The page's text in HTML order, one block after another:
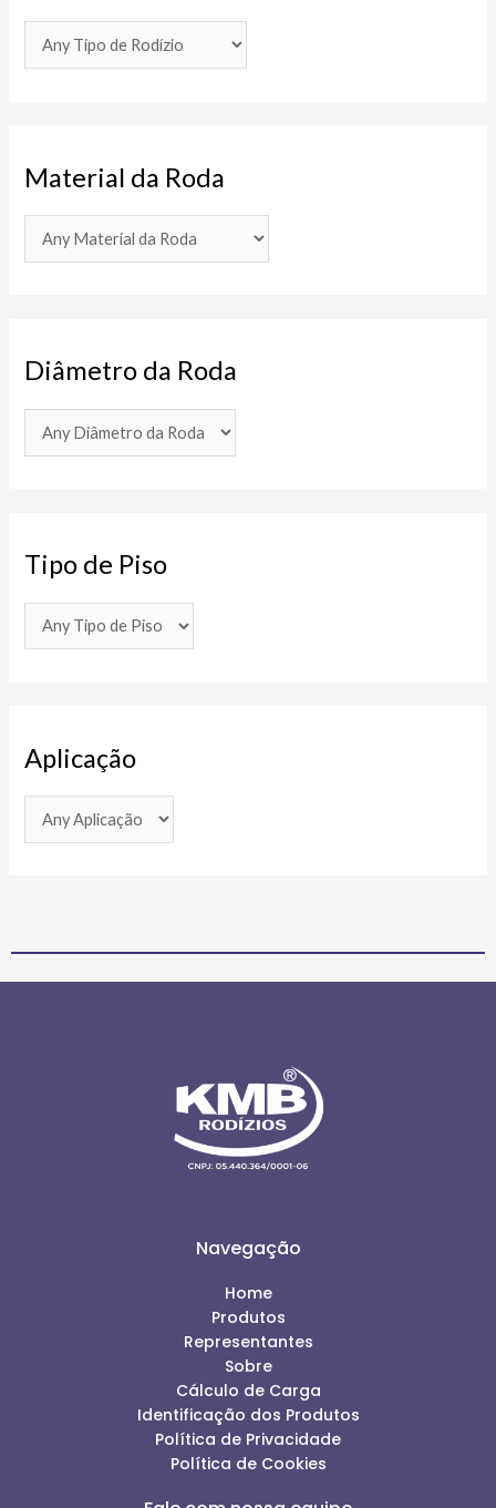
Material da Roda
Diâmetro da Roda
Tipo de Piso
Aplicação
Navegação
Home
Produtos
Representantes
Sobre
Cálculo de Carga
Identificação dos Produtos
Política de Privacidade
Política de Cookies